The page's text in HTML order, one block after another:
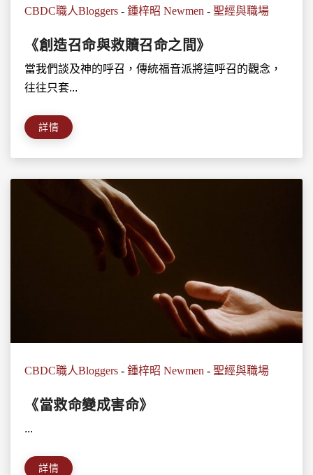
CBDC職人Bloggers - 鍾梓昭 Newmen - 聖經與職場
《創造召命與救贖召命之間》
當我們談及神的呼召，傳統福音派將這呼召的觀念，
往往只套...
詳情
CBDC職人Bloggers - 鍾梓昭 Newmen - 聖經與職場
《當救命變成害命》
...
詳情